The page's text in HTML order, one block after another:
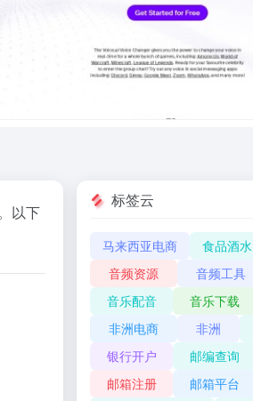
以下
标签云
马来西亚电商 食品酒水
音频资源
音频工具
音乐配音
音乐下载
非洲电商
非洲
银行开户
邮编查询
邮箱注册
邮箱平台